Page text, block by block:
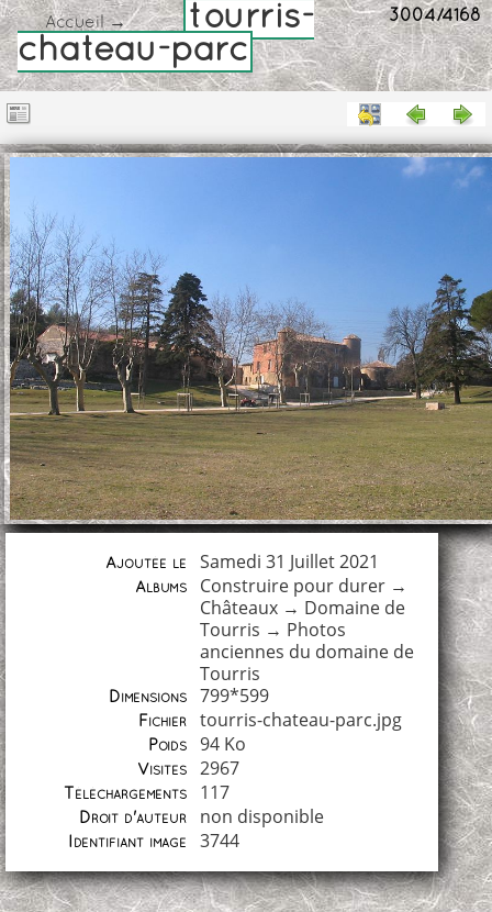
3004/4168
Accueil→
tourris-
chateau-parc
Ajoutée le Samedi 31 Juillet 2021
Albums Construire pour durer→
Châteaux→ Domaine de
Tourris → Photos
anciennes du domaine de
Tourris
Dimensions 799*599
Fichier tourris-chateau-parc.jpg
Poids 94 Ko
Visites 2967
Téléchargements 117
Droit d'auteur non disponible
Identifiant image 3744